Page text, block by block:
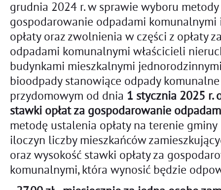
grudnia 2024 r. w sprawie wyboru
gospodarowanie odpadami
opłaty oraz zwolnienia w części z opłaty
odpadami komunalnymi właścicieli
budynkami mieszkalnymi
bioodpady stanowiące odpady
przydomowym od dnia 1 stycznia 2025 r.
stawki opłat za gospodarowanie
metodę ustalenia opłaty na terenie
iloczyn liczby mieszkańców
oraz wysokość stawki opłaty za
komunalnymi, która wynosić będzie